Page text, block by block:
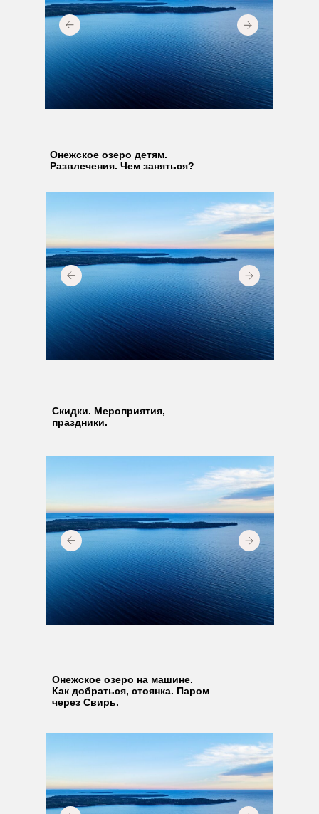
Онежское озеро детям.
Развлечения. Чем заняться?
Онежское озеро на машине.
Как добраться, стоянка. Паром
через Свирь.
Скидки. Мероприятия,
праздники.